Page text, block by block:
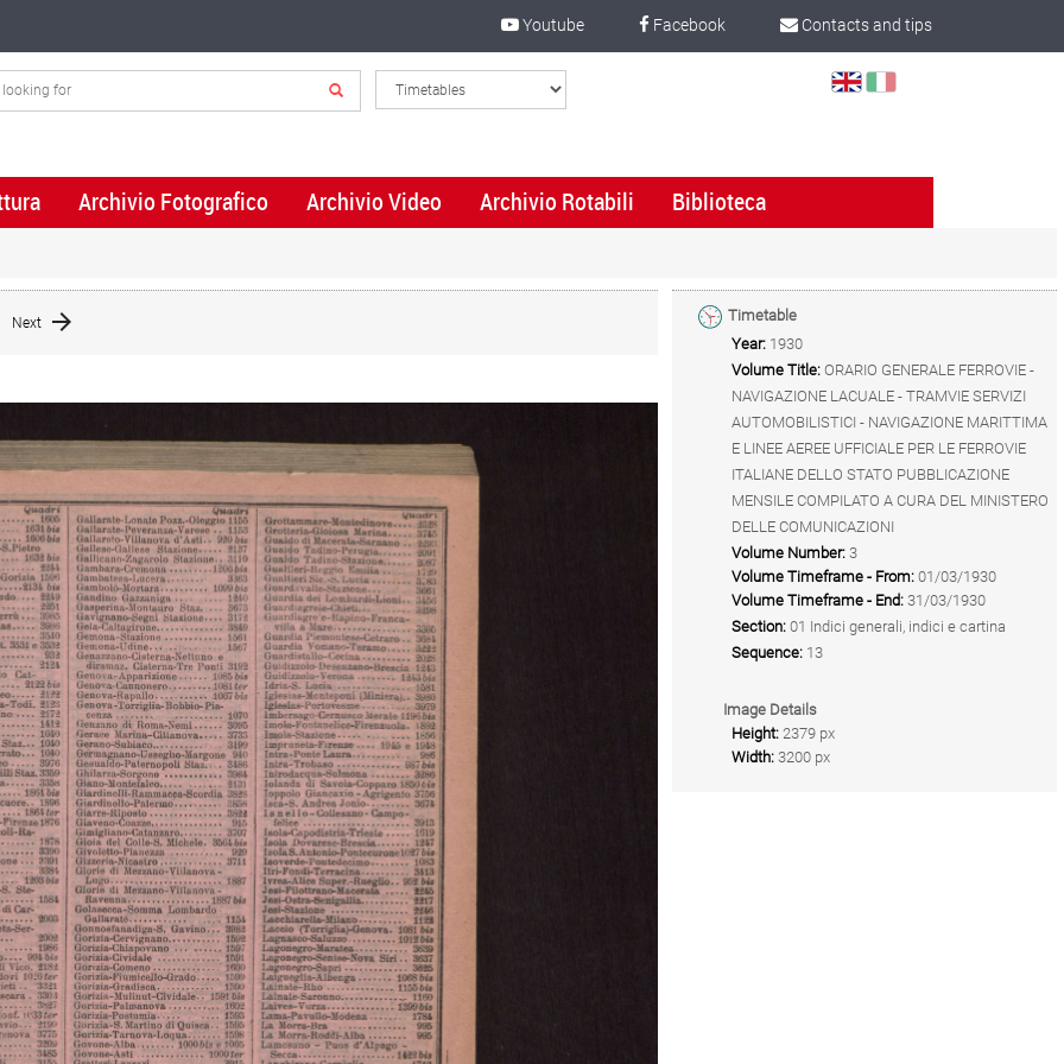
Contacts and tips
Facebook
Youtube
Select
Archivio Fotografico Archivio Video Archivio Rotabili Biblioteca
Next
Timetable
Year: 1930
Volume Title: ORARIO GENERALE FERROVIE -
NAVIGAZIONE LACUALE - TRAMVIE SERVIZI
AUTOMOBILISTICI - NAVIGAZIONE MARITTIMA
E LINEE AEREE UFFICIALE PER LE FERROVIE
ITALIANE DELLO STATO PUBBLICAZIONE
MENSILE COMPILATO A CURA DEL MINISTERO
DELLE COMUNICAZIONI
Volume Number: 3
Volume Timeframe - From: 01/03/1930
Volume Timeframe - End: 31/03/1930
Section: 01 Indici generali, indici e cartina
Sequence: 13
Image Details
Height: 2379 px
Width: 3200 px